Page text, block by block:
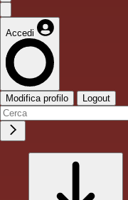
Accedi
Modifica profilo Logout